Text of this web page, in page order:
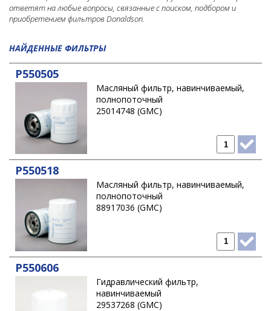
ответят на любые вопросы, связанные с поиском, подбором и
приобретением фильтров Donaldson.
НАЙДЕННЫЕ ФИЛЬТРЫ
P550505
Масляный фильтр, навинчиваемый,
полнопоточный
25014748 (GMC)
P550518
Масляный фильтр, навинчиваемый,
полнопоточный
88917036 (GMC)
P550606
Гидравлический фильтр,
навинчиваемый
29537268 (GMC)